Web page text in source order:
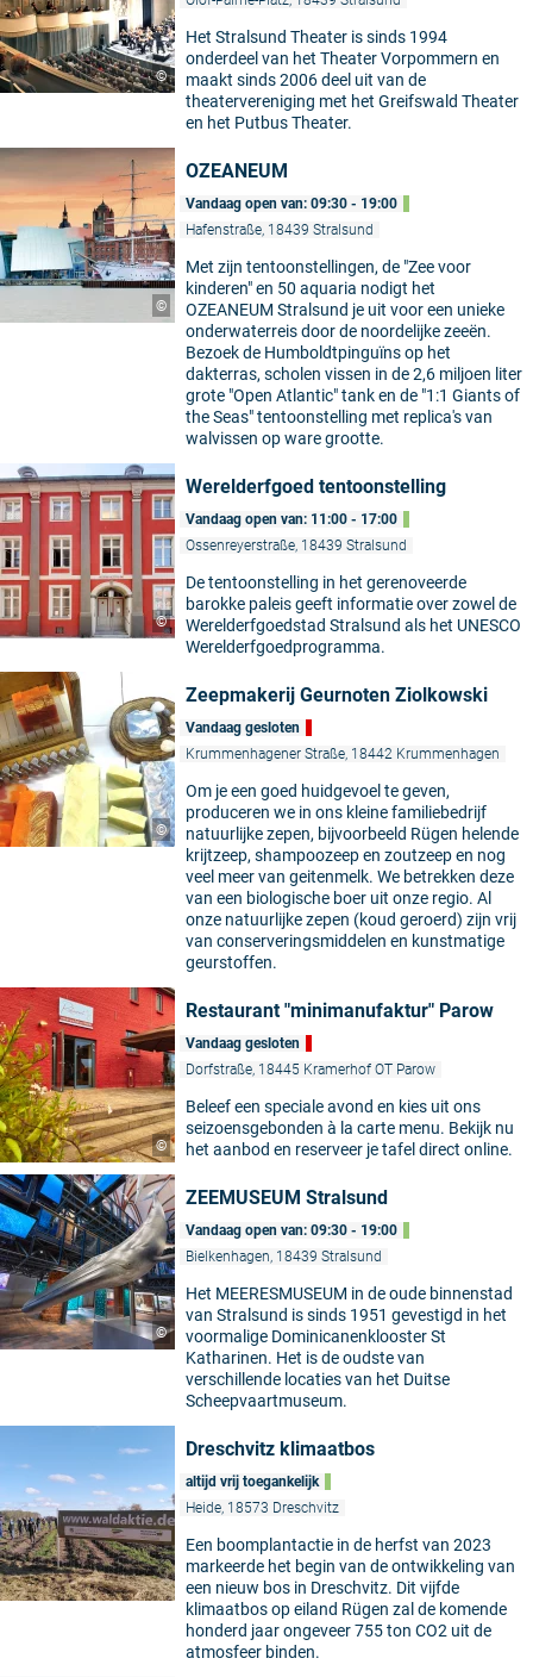
©
Het Stralsund Theater is sinds 1994
onderdeel van het Theater Vorpommern en
maakt sinds 2006 deel uit van de
theatervereniging met het Greifswald Theater
en het Putbus Theater.
©
OZEANEUM
Vandaag open van: 09:30 - 19:00
Hafenstraße, 18439 Stralsund
Met zijn tentoonstellingen, de "Zee voor
kinderen" en 50 aquaria nodigt het
OZEANEUM Stralsund je uit voor een unieke
onderwaterreis door de noordelijke zeeën.
Bezoek de Humboldtpinguïns op het
dakterras, scholen vissen in de 2,6 miljoen liter
grote "Open Atlantic" tank en de "1:1 Giants of
the Seas" tentoonstelling met replica's van
walvissen op ware grootte.
©
Werelderfgoed tentoonstelling
Vandaag open van: 11:00 - 17:00
Ossenreyerstraße, 18439 Stralsund
De tentoonstelling in het gerenoveerde
barokke paleis geeft informatie over zowel de
Werelderfgoedstad Stralsund als het UNESCO
Werelderfgoedprogramma.
©
Zeepmakerij Geurnoten Ziolkowski
Vandaag gesloten
Krummenhagener Straße, 18442 Krummenhagen
Om je een goed huidgevoel te geven,
produceren we in ons kleine familiebedrijf
natuurlijke zepen, bijvoorbeeld Rügen helende
krijtzeep, shampoozeep en zoutzeep en nog
veel meer van geitenmelk. We betrekken deze
van een biologische boer uit onze regio. Al
onze natuurlijke zepen (koud geroerd) zijn vrij
van conserveringsmiddelen en kunstmatige
geurstoffen.
©
Restaurant "minimanufaktur" Parow
Vandaag gesloten
Dorfstraße, 18445 Kramerhof OT Parow
Beleef een speciale avond en kies uit ons
seizoensgebonden à la carte menu. Bekijk nu
het aanbod en reserveer je tafel direct online.
©
ZEEMUSEUM Stralsund
Vandaag open van: 09:30 - 19:00
Bielkenhagen, 18439 Stralsund
Het MEERESMUSEUM in de oude binnenstad
van Stralsund is sinds 1951 gevestigd in het
voormalige Dominicanenklooster St
Katharinen. Het is de oudste van
verschillende locaties van het Duitse
Scheepvaartmuseum.
Dreschvitz klimaatbos
altijd vrij toegankelijk
Heide, 18573 Dreschvitz
Een boomplantactie in de herfst van 2023
markeerde het begin van de ontwikkeling van
een nieuw bos in Dreschvitz. Dit vijfde
klimaatbos op eiland Rügen zal de komende
honderd jaar ongeveer 755 ton CO2 uit de
atmosfeer binden.